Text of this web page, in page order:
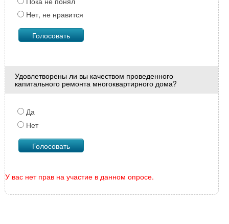
Нет, не нравится
Удовлетворены ли вы качеством проведенного
капитального ремонта многоквартирного дома?
Да
Нет
У вас нет прав на участие в данном опросе.